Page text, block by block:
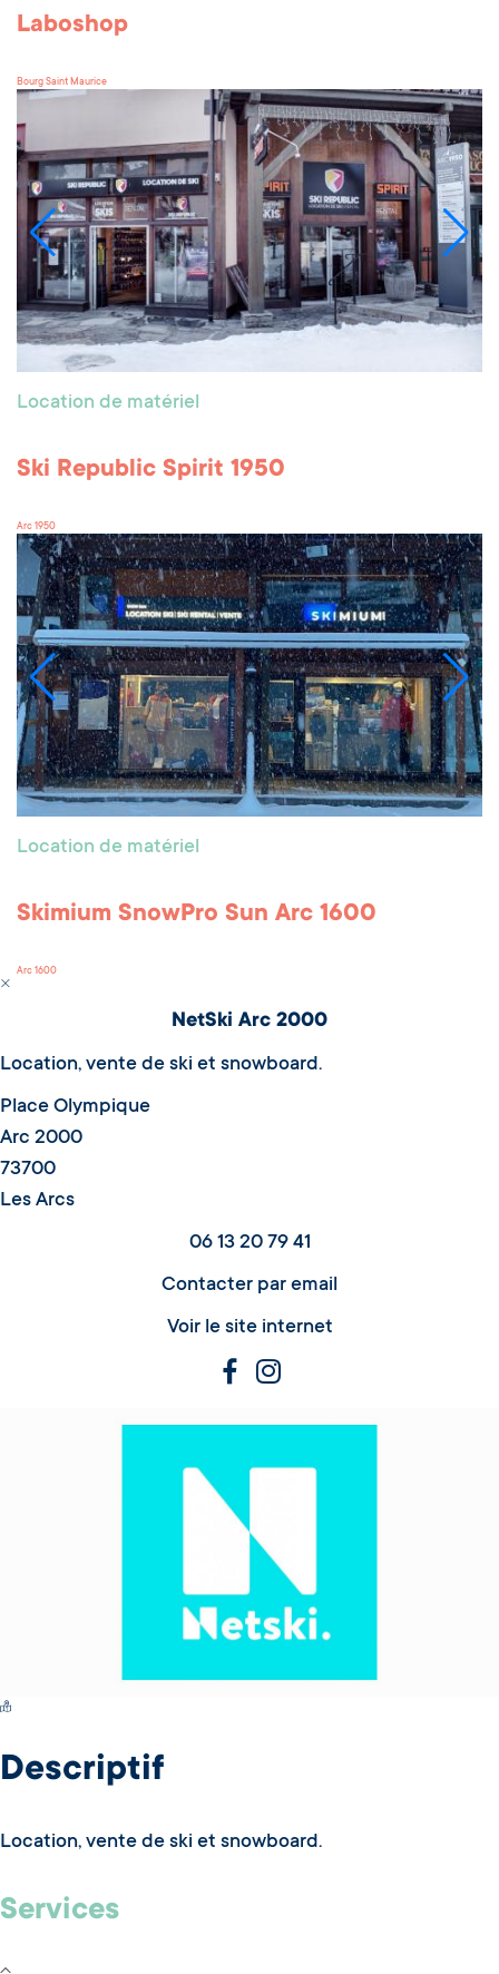
Laboshop
Bourg Saint Maurice
Location de matériel
Ski Republic Spirit 1950
Arc 1950
Location de matériel
Skimium SnowPro Sun Arc 1600
Arc 1600
NetSki Arc 2000
Location, vente de ski et snowboard.
Place Olympique
Arc 2000
73700
Les Arcs
06 13 20 79 41
Contacter par email
Voir le site internet
Switch Carte/Photos
Descriptif
Location, vente de ski et snowboard.
Services